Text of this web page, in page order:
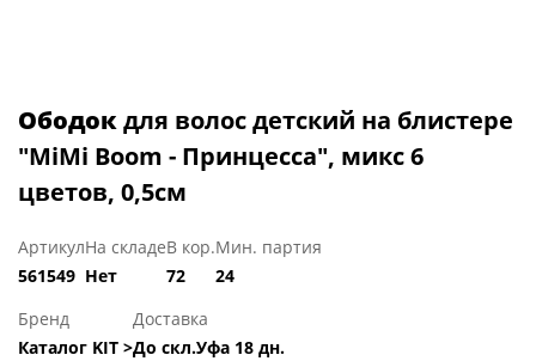
Ободокдля волос детский на блистере
"MiMi Boom - Принцесса", микс 6
цветов, 0,5см
Артикул
561549
На складе
Нет
В кор.
72
Мин. партия
24
Бренд
Каталог KIT >
Доставка
До скл.Уфа 18 дн.